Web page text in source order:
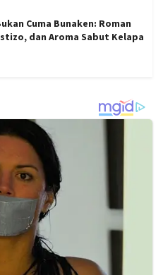
Cuma Bunaken: Roman
dan Aroma Sabut Kelapa